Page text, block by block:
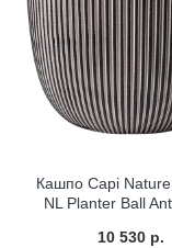
Кашпо Capi
NL Planter Ball
10 530 р.